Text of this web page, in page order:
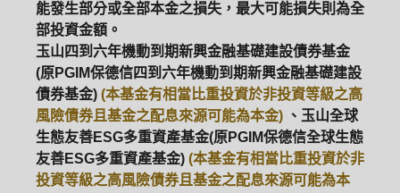
能發生部分或全部本金之損失，最大可能損失則為全
部投資金額。
玉山四到六年機動到期新興金融基礎建設債券基金
(原PGIM保德信四到六年機動到期新興金融基礎建設
債券基金) (本基金有相當比重投資於非投資等級之高
風險債券且基金之配息來源可能為本金) 、玉山全球
生態友善ESG多重資產基金(原PGIM保德信全球生態
友善ESG多重資產基金) (本基金有相當比重投資於非
投資等級之高風險債券且基金之配息來源可能為本